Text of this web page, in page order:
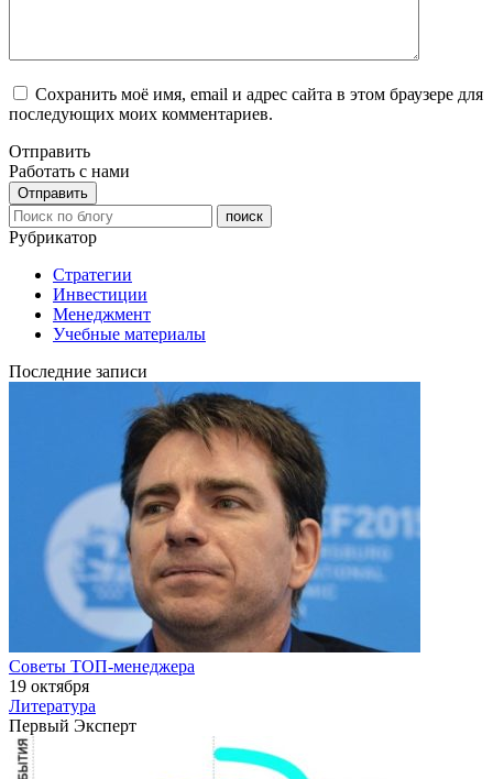
Сохранить моё имя, email и адрес сайта в этом браузере для
последующих моих комментариев.
Отправить
Работать с нами
Рубрикатор
Стратегии
Инвестиции
Менеджмент
Учебные материалы
Последние записи
Советы ТОП-менеджера
19 октября
Литература
Первый Эксперт